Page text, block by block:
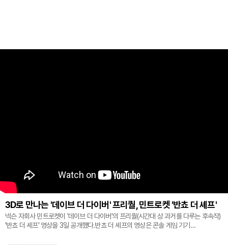
3D로 만나는 '데이브 더 다이버' 프리퀄, 민트로켓 '반쵸 더 셰프'
넥슨 자회사 민트로켓이 '데이브 더 다이버'의 프리퀄(시간대 상 과거를 다루는 후속작)
'반쵸 더 셰프' 영상을 3일 공개했다.반쵸 더 셰프의 영상은 콘솔 게임 기기